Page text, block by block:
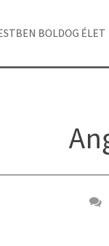
BOLDOG ÉLET